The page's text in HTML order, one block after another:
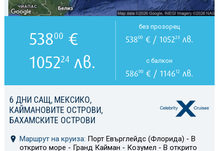
6 ДНИ САЩ, МЕКСИКО,
КАЙМАНОВИТЕ ОСТРОВИ,
БАХАМСКИТЕ ОСТРОВИ
Маршрут на круиза: Порт Евърглейдс (Флорида) - В
открито море - Гранд Кайман - Козумел - В открито
53800 €
105224лв.
без прозорец
53800 € / 105224 лв.
с балкон
58600 € / 114612 лв.